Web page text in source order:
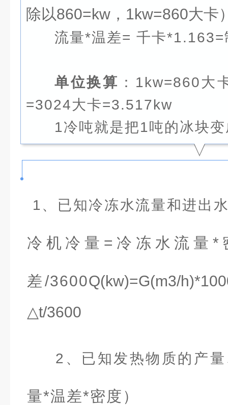
除以860=kw，1kw=860大卡
流量*温差= 千卡*1.163=
单位换算 ：1kw=860大
=3024大卡=3.517kw
1冷吨就是把1吨的冰块
1、已知冷冻水流量和进出
冷机冷量=冷冻水流量
差/3600Q(kw)=G(m3/
△t/3600
2、已知发热物质的产
量*温差*密度）